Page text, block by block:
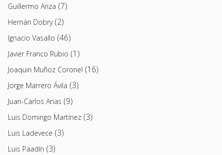
Guillermo Ariza (7)
Hernán Dobry(2)
Ignacio Vasallo (46)
Javier Franco Rubio (1)
Joaquin Muñoz Coronel (16)
Jorge Marrero Ávila (3)
Juan-Carlos Arias (9)
Luis Domingo Martínez (3)
Luis Ladevece (3)
Luis Paadín (3)